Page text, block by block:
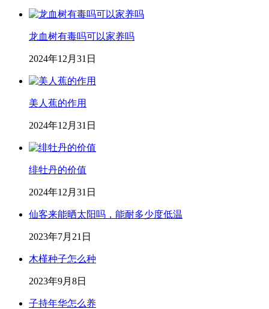
龙血树有毒吗可以家养吗
2024年12月31日
美人蕉的作用
2024年12月31日
绯牡丹的价值
2024年12月31日
仙客来能晒太阳吗，能耐多少度低温
2023年7月21日
木槿种子怎么种
2023年9月8日
子持年华怎么养